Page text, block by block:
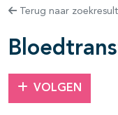
Terug naar
VOLGEN